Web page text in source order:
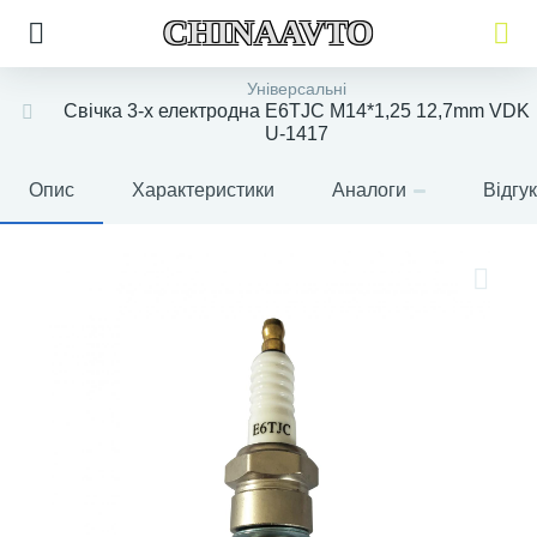
CHINAAVTO
Універсальні
Свічка 3-х електродна E6TJC M14*1,25 12,7mm VDK
U-1417
Опис Характеристики Аналоги